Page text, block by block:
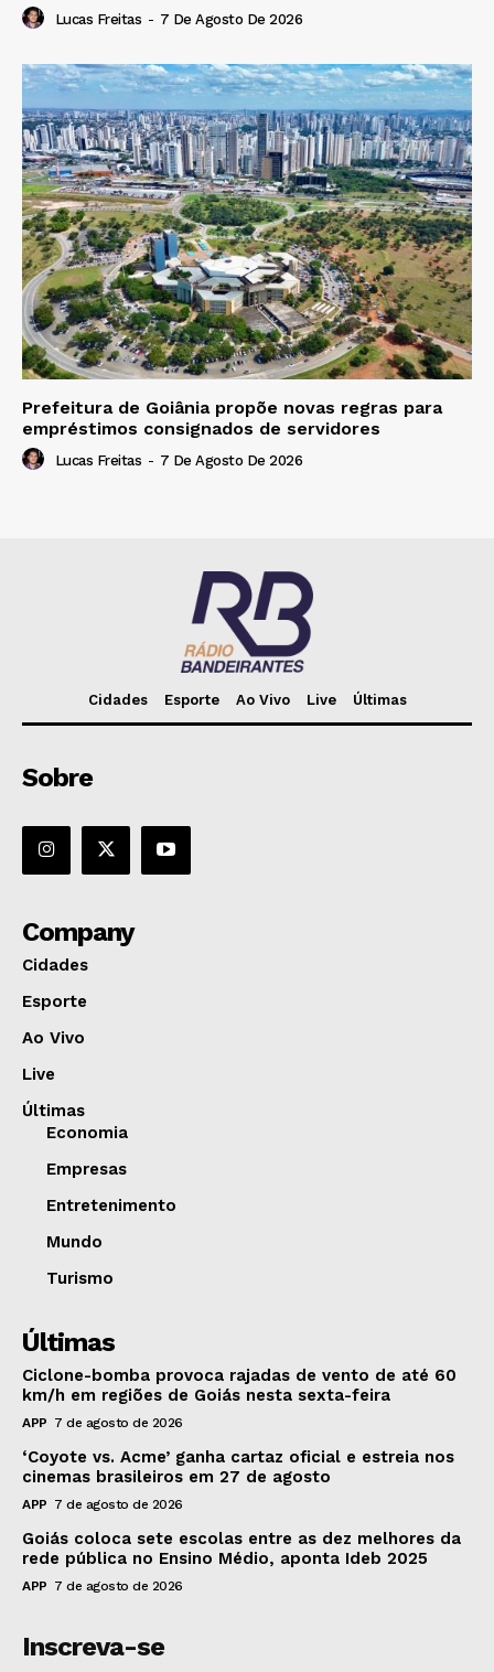
Lucas Freitas - 7 De Agosto De 2026
Prefeitura de Goiânia propõe novas regras para
empréstimos consignados de servidores
Lucas Freitas - 7 De Agosto De 2026
Cidades Esporte Ao Vivo Live Últimas
Sobre
Company
Cidades
Esporte
Ao Vivo
Live
Últimas
Economia
Empresas
Entretenimento
Mundo
Turismo
Últimas
Ciclone-bomba provoca rajadas de vento de até 60
km/h em regiões de Goiás nesta sexta-feira
APP 7 de agosto de 2026
‘Coyote vs. Acme’ ganha cartaz oficial e estreia nos
cinemas brasileiros em 27 de agosto
APP 7 de agosto de 2026
Goiás coloca sete escolas entre as dez melhores da
rede pública no Ensino Médio, aponta Ideb 2025
APP 7 de agosto de 2026
Inscreva-se